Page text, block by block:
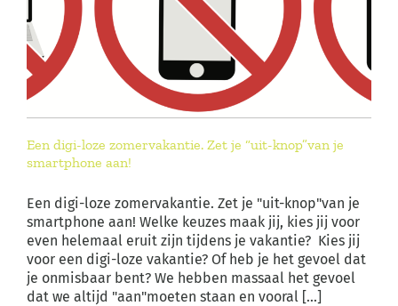
Een digi-loze zomervakantie. Zet je “uit-knop”van je
smartphone aan!
Een digi-loze zomervakantie. Zet je "uit-knop"van je
smartphone aan! Welke keuzes maak jij, kies jij voor
even helemaal eruit zijn tijdens je vakantie? Kies jij
voor een digi-loze vakantie? Of heb je het gevoel dat
je onmisbaar bent? We hebben massaal het gevoel
dat we altijd "aan"moeten staan en vooral [...]